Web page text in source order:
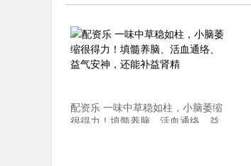
配资乐 一味中草稳如柱，小脑萎缩
很得力！填髓养脑、活血通络、益